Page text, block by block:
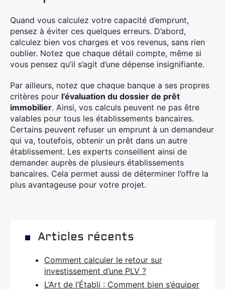
Quand vous calculez votre capacité d’emprunt,
pensez à éviter ces quelques erreurs. D’abord,
calculez bien vos charges et vos revenus, sans rien
oublier. Notez que chaque détail compte, même si
vous pensez qu’il s’agit d’une dépense insignifiante.
Par ailleurs, notez que chaque banque a ses propres
critères pour l’évaluation du dossier de prêt
immobilier. Ainsi, vos calculs peuvent ne pas être
valables pour tous les établissements bancaires.
Certains peuvent refuser un emprunt à un demandeur
qui va, toutefois, obtenir un prêt dans un autre
établissement. Les experts conseillent ainsi de
demander auprès de plusieurs établissements
bancaires. Cela permet aussi de déterminer l’offre la
plus avantageuse pour votre projet.
Articles récents
Comment calculer le retour sur
investissement d’une PLV ?
L’Art de l’Établi : Comment bien s’équiper